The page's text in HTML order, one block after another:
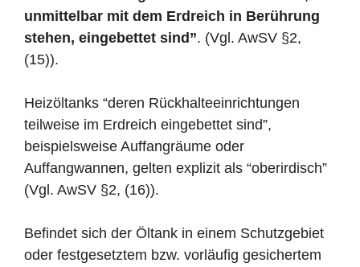
unmittelbar mit dem Erdreich in Berührung
stehen, eingebettet sind”. (Vgl. AwSV §2,
(15)).
Heizöltanks “deren Rückhalteeinrichtungen
teilweise im Erdreich eingebettet sind”,
beispielsweise Auffangräume oder
Auffangwannen, gelten explizit als “oberirdisch”
(Vgl. AwSV §2, (16)).
Befindet sich der Öltank in einem Schutzgebiet
oder festgesetztem bzw. vorläufig gesichertem